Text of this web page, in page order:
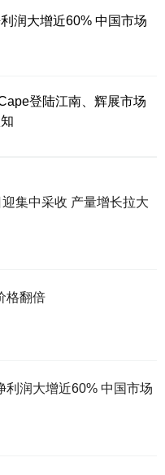
润大增近60% 中国市场
登陆江南、辉展市场
收 产量增长拉大
格翻倍
利润大增近60% 中国市场